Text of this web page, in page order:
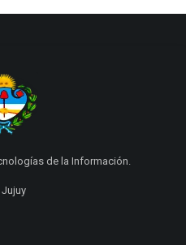
de la Información.